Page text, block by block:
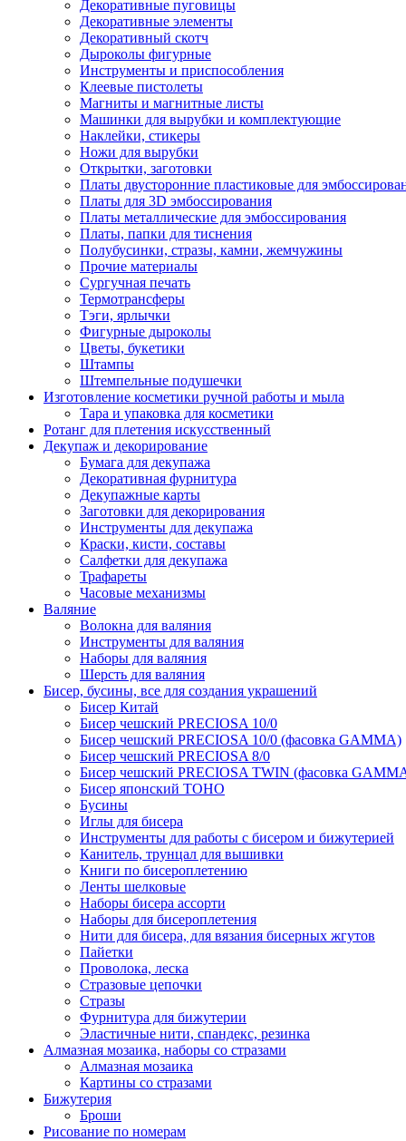
Декоративные пуговицы
Декоративные элементы
Декоративный скотч
Дыроколы фигурные
Инструменты и приспособления
Клеевые пистолеты
Магниты и магнитные листы
Машинки для вырубки и комплектующие
Наклейки, стикеры
Ножи для вырубки
Открытки, заготовки
Платы двусторонние пластиковые для
Платы для 3D эмбоссирования
Платы металлические для эмбоссирования
Платы, папки для тиснения
Полубусинки, стразы, камни, жемчужины
Прочие материалы
Сургучная печать
Термотрансферы
Тэги, ярлычки
Фигурные дыроколы
Цветы, букетики
Штампы
Штемпельные подушечки
Изготовление косметики ручной работы и мыла
Тара и упаковка для косметики
Ротанг для плетения искусственный
Декупаж и декорирование
Бумага для декупажа
Декоративная фурнитура
Декупажные карты
Заготовки для декорирования
Инструменты для декупажа
Краски, кисти, составы
Салфетки для декупажа
Трафареты
Часовые механизмы
Валяние
Волокна для валяния
Инструменты для валяния
Наборы для валяния
Шерсть для валяния
Бисер, бусины, все для создания украшений
Бисер Китай
Бисер чешский PRECIOSA 10/0
Бисер чешский PRECIOSA 10/0 (фасовка GAMMA)
Бисер чешский PRECIOSA 8/0
Бисер чешский PRECIOSA TWIN (фасовка
Бисер японский TOHO
Бусины
Иглы для бисера
Инструменты для работы с бисером и бижутерией
Канитель, трунцал для вышивки
Книги по бисероплетению
Ленты шелковые
Наборы бисера ассорти
Наборы для бисероплетения
Нити для бисера, для вязания бисерных жгутов
Пайетки
Проволока, леска
Стразовые цепочки
Стразы
Фурнитура для бижутерии
Эластичные нити, спандекс, резинка
Алмазная мозаика, наборы со стразами
Алмазная мозаика
Картины co стразами
Бижутерия
Броши
Рисование по номерам